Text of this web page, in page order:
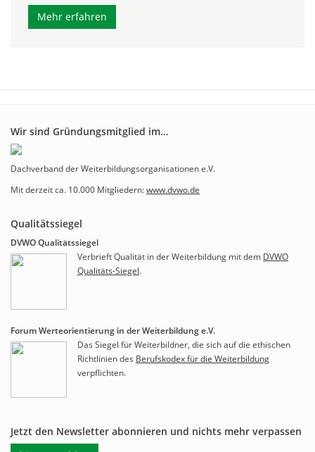
Mehr erfahren
Wir sind Gründungsmitglied im…
Dachverband der Weiterbildungsorganisationen e.V.
Mit derzeit ca. 10.000 Mitgliedern:www.dvwo.de
Qualitätssiegel
DVWO Qualitätssiegel
Verbrieft Qualität in der Weiterbildung mit dem DVWO
Qualitäts-Siegel.
Forum Werteorientierung in der Weiterbildung e.V.
Das Siegel für Weiterbildner, die sich auf die ethischen
Richtlinien des Berufskodex für die Weiterbildung
verpflichten.
Jetzt den Newsletter abonnieren und nichts mehr verpassen